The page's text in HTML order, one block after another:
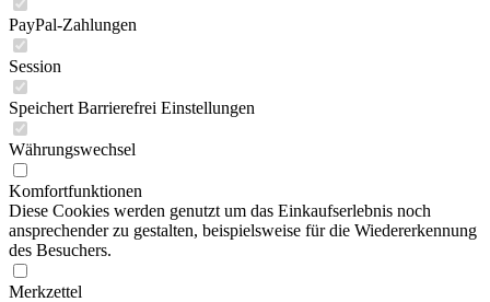
PayPal-Zahlungen
Session
Speichert Barrierefrei Einstellungen
Währungswechsel
Komfortfunktionen
Diese Cookies werden genutzt um das Einkaufserlebnis noch
ansprechender zu gestalten, beispielsweise für die Wiedererkennung
des Besuchers.
Merkzettel